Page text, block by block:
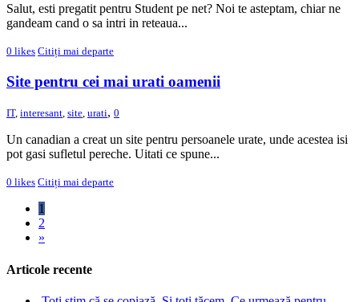
Salut, esti pregatit pentru Student pe net? Noi te asteptam, chiar ne
gandeam cand o sa intri in reteaua...
0 likes Citiți mai departe
Site pentru cei mai urati oamenii
IT, interesant, site, urati, 0
Un canadian a creat un site pentru persoanele urate, unde acestea isi
pot gasi sufletul pereche. Uitati ce spune...
0 likes Citiți mai departe
1
2
»
Articole recente